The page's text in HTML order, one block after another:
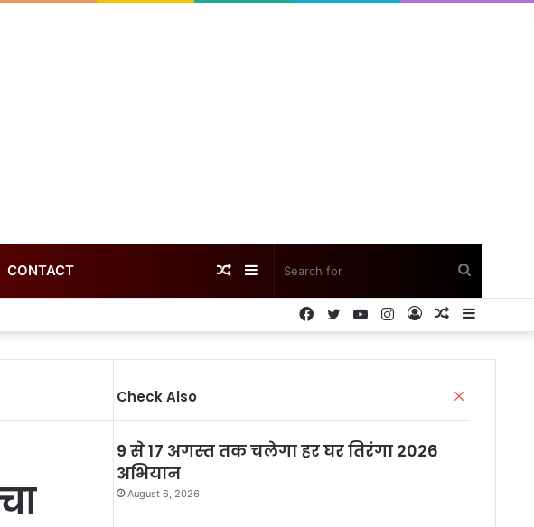
CONTACT
for
Sidebar
Random
Sidebar
Random
Log
Instagram
YouTube
Twitter
Facebook
Check Also
9 से 17 अगस्त तक चलेगा हर घर तिरंगा 2026
अभियान
August 6, 2026